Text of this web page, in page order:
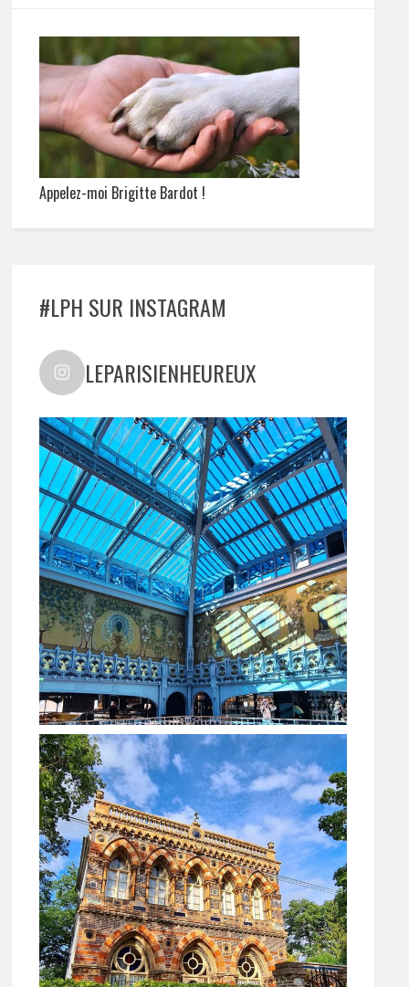
Appelez-moi Brigitte Bardot !
#LPH SUR INSTAGRAM
LEPARISIENHEUREUX